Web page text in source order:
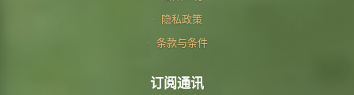
隐私政策
条款与条件
订阅通讯